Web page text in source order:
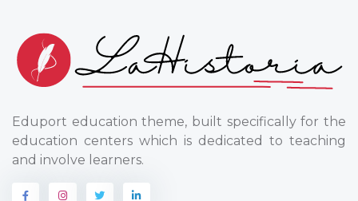
Eduport education theme, built specifically for the
education centers which is dedicated to teaching
and involve learners.